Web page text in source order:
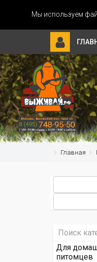
Мы используем
Главная
Для
питомцев